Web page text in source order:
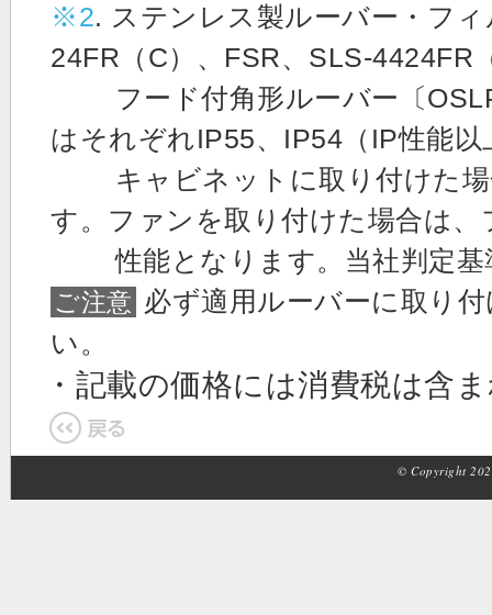
※2. ステンレス製ルーバー・フ
24FR（C）、FSR、SLS-4424FR
フード付角形ルーバー〔
はそれぞれIP55、IP54（IP性能以
キャビネットに取り付けた場
す。ファンを取り付けた場合は、
性能となります。当社判定基
ご注意 必ず適用ルーバーに取り
い。
・記載の価格には消費税は含
© Copyright